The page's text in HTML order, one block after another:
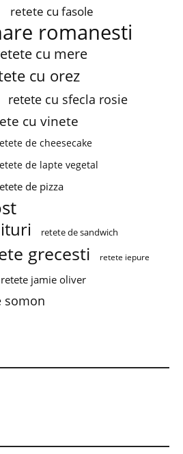
retete cu fasole
romanesti
cu mere
cu orez
retete cu sfecla rosie
cu vinete
de cheesecake
de lapte vegetal
de pizza
retete de sandwich
grecesti retete iepure
retete jamie oliver
somon